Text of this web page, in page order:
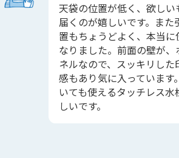
天袋の位置が低く、欲しい
届くのが嬉しいです。また
置もちょうどよく、本当に
なりました。前面の壁が、
ネルなので、スッキリした
感もあり気に入っています
いても使えるタッチレス水
しいです。